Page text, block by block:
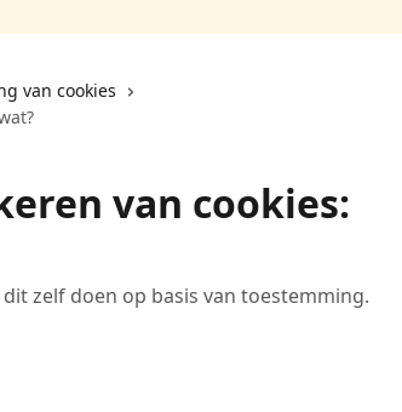
van cookies
van cookies:
zelf doen op basis van toestemming.